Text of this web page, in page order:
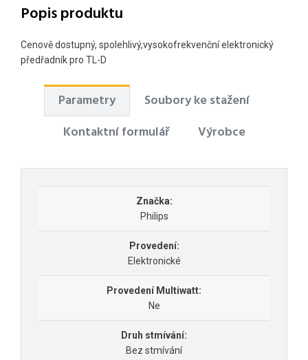
Popis produktu
Cenově dostupný, spolehlivý,vysokofrekvenční elektronický
předřadník pro TL-D
Parametry
Soubory ke stažení
Kontaktní formulář
Výrobce
Značka:
Philips
Provedení:
Elektronické
Provedení Multiwatt:
Ne
Druh stmívání:
Bez stmívání